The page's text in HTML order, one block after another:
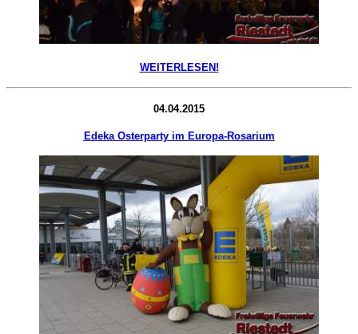
WEITERLESEN!
04.04.2015
Edeka Osterparty im Europa-Rosarium